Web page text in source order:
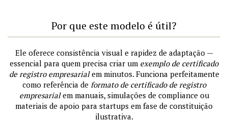
Por que este modelo é útil?
Ele oferece consistência visual e rapidez de adaptação —
essencial para quem precisa criar um exemplo de certificado
de registro empresarialem minutos. Funciona perfeitamente
como referência de formato de certificado de registro
empresarialem manuais, simulações de compliance ou
materiais de apoio para startups em fase de constituição
ilustrativa.